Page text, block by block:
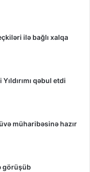
ilə bağlı xalqa
qəbul etdi
müharibəsinə hazır
görüşüb